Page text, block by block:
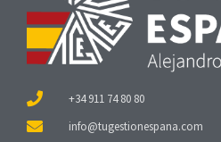
+34 911 74 80 80